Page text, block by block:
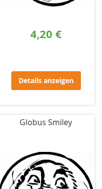
4,20 €
Details anzeigen
Globus Smiley